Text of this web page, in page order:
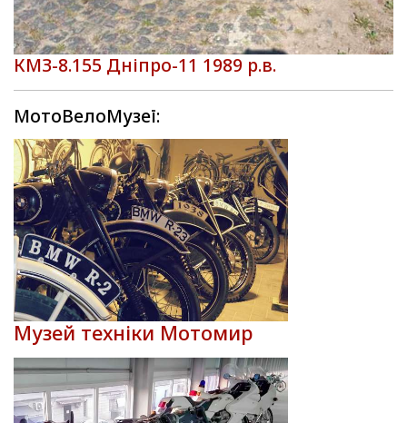
КМЗ-8.155 Дніпро-11 1989 р.в.
МотоВелоМузеї:
Музей техніки Мотомир